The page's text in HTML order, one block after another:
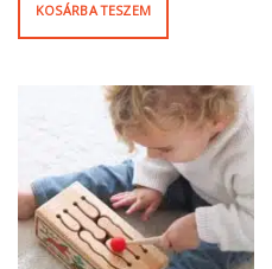
KOSÁRBA TESZEM